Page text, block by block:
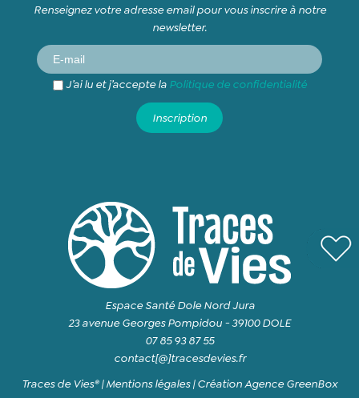
Renseignez votre adresse email pour vous inscrire à notre
newsletter.
J’ai lu et j’accepte la Politique de confidentialité
Espace Santé Dole Nord Jura
23 avenue Georges Pompidou - 39100 DOLE
07 85 93 87 55
contact[@]tracesdevies.fr
Traces de Vies® |Mentions légales|Création Agence GreenBox